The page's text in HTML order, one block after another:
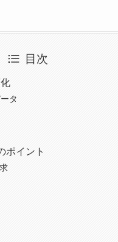
目次
タ
ポイント